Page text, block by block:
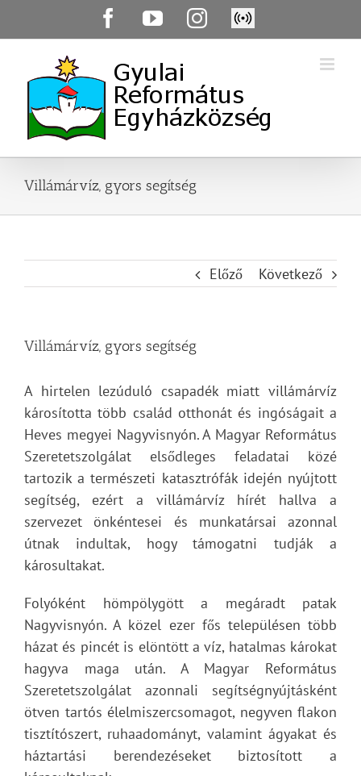
FacebookYouTubeInstagram
Élő
közvetítés
Villámárvíz, gyors segítség
Előző Következő
Villámárvíz, gyors segítség
A hirtelen lezúduló csapadék miatt villámárvíz
károsította több család otthonát és ingóságait a
Heves megyei Nagyvisnyón. A Magyar Református
Szeretetszolgálat elsődleges feladatai közé
tartozik a természeti katasztrófák idején nyújtott
segítség, ezért a villámárvíz hírét hallva a
szervezet önkéntesei és munkatársai azonnal
útnak indultak, hogy támogatni tudják a
károsultakat.
Folyóként hömpölygött a megáradt patak
Nagyvisnyón. A közel ezer fős településen több
házat és pincét is elöntött a víz, hatalmas károkat
hagyva maga után. A Magyar Református
Szeretetszolgálat azonnali segítségnyújtásként
ötven tartós élelmiszercsomagot, negyven flakon
tisztítószert, ruhaadományt, valamint ágyakat és
háztartási berendezéseket biztosított a